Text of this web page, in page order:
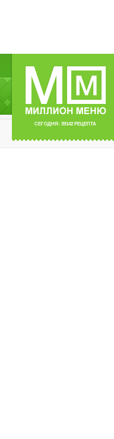
СЕГОДНЯ: 39142 РЕЦЕПТА